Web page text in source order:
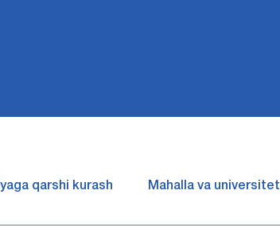
qarshi kurash Mahalla va universitet